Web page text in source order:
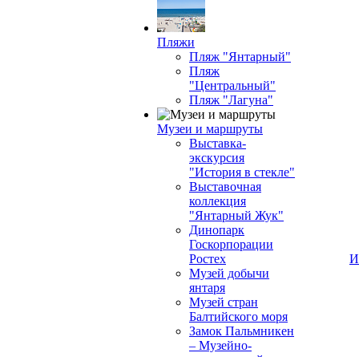
Пляжи
Пляж "Янтарный"
Пляж
"Центральный"
Пляж "Лагуна"
Музеи и маршруты
Выставка-
экскурсия
"История в стекле"
Выставочная
коллекция
"Янтарный Жук"
Динопарк
Госкорпорации
Ростех
Музей добычи
янтаря
Музей стран
Балтийского моря
Замок Пальмникен
– Музейно-